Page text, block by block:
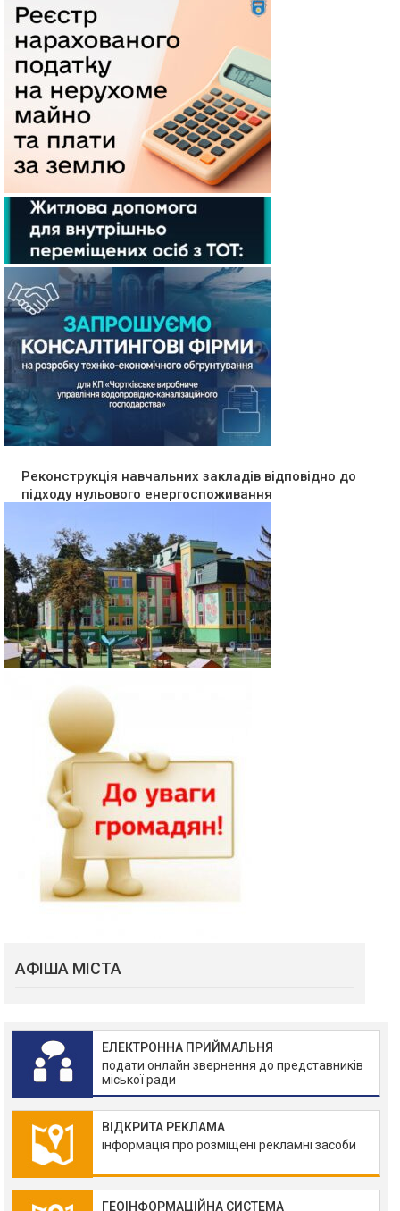
Реконструкція навчальних закладів відповідно до
підходу нульового енергоспоживання
АФІША МІСТА
ЕЛЕКТРОННА ПРИЙМАЛЬНЯ
подати онлайн звернення до представників
міської ради
ВІДКРИТА РЕКЛАМА
інформація про розміщені рекламні засоби
ГЕОІНФОРМАЦІЙНА СИСТЕМА